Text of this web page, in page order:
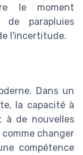
le moment
parapluies
l'incertitude.
Dans un
la capacité à
à de nouvelles
changer
compétence